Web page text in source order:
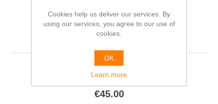
Zes Van Marnix Gijsen.
Gesigneerd
Marnix GIJSEN
€45.00
Cookies help us deliver our services. By
using our services, you agree to our use of
cookies.
OK
Learn more